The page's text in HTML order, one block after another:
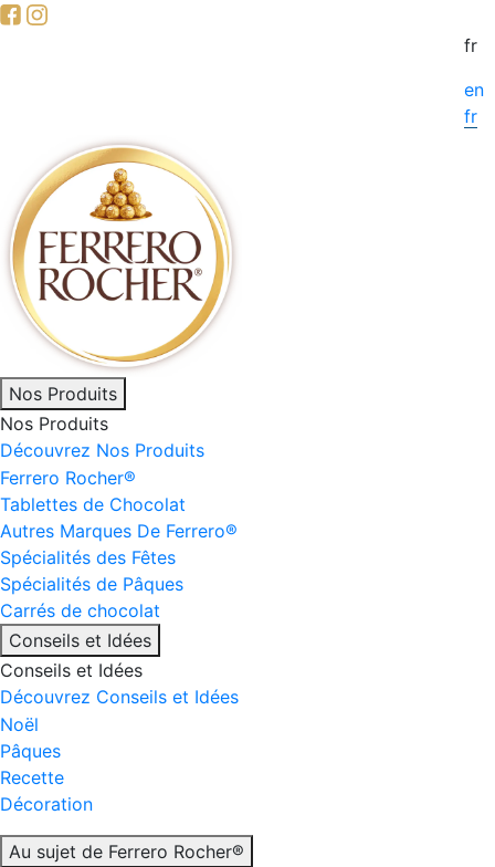
Skip
fr
en
fr
Main
navigation
Nos Produits
Nos Produits
Découvrez Nos Produits
Ferrero Rocher®
Tablettes de Chocolat
Autres Marques De Ferrero®
Spécialités des Fêtes
Spécialités de Pâques
Carrés de chocolat
Conseils et Idées
Conseils et Idées
Découvrez Conseils et Idées
Noël
Pâques
Recette
Décoration
Au sujet de Ferrero Rocher®